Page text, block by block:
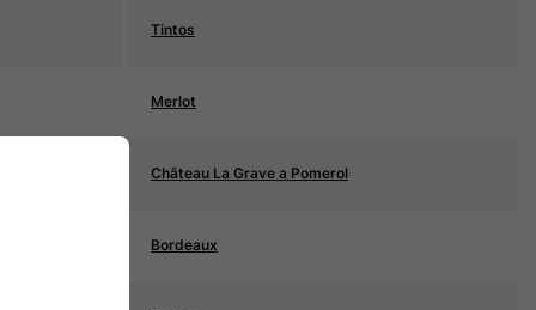
Tintos
Merlot
Château La Grave a Pomerol
Bordeaux